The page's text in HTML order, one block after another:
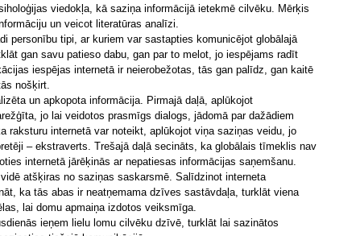
viedokļa, kā saziņa informācijā ietekmē cilvēku. Mērķis
un veicot literatūras analīzi.
personību tipi, ar kuriem var sastapties komunicējot globālajā
gan savu patieso dabu, gan par to melot, jo iespējams radīt
iespējas internetā ir neierobežotas, tās gan palīdz, gan kaitē
nošķirt.
un apkopota informācija. Pirmajā daļā, aplūkojot
jo lai veidotos prasmīgs dialogs, jādomā par dažādiem
raksturu internetā var noteikt, aplūkojot viņa saziņas veidu, jo
– ekstraverts. Trešajā daļā secināts, ka globālais tīmeklis nav
internetā jārēķinās ar nepatiesas informācijas saņemšanu.
atšķiras no saziņas saskarsmē. Salīdzinot interneta
ka tās abas ir neatņemama dzīves sastāvdaļa, turklāt viena
lai domu apmaiņa izdotos veiksmīga.
ieņem lielu lomu cilvēku dzīvē, turklāt lai sazinātos